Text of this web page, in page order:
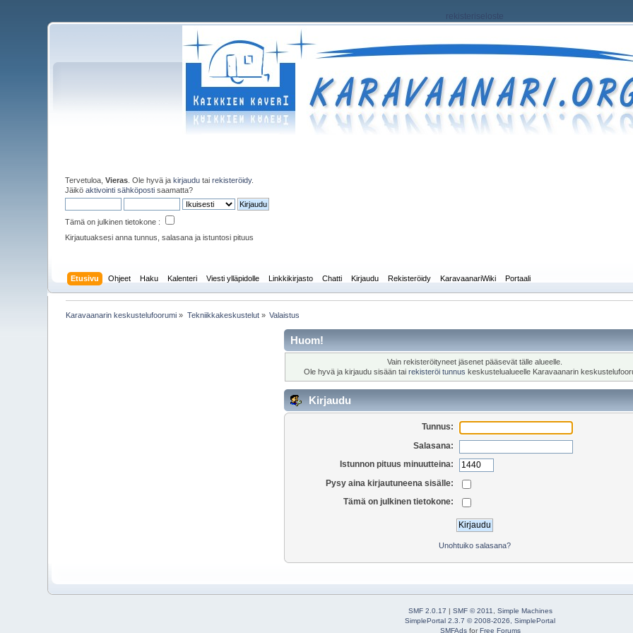
rekisteriseloste
Tervetuloa,Vieras . Ole hyvä jakirjaudu tairekisteröidy.
Jäiköaktivointi sähköposti saamatta?
Tämä on julkinen tietokone :
Kirjautuaksesi anna tunnus, salasana ja istuntosi pituus
Etusivu Ohjeet Haku Kalenteri Viesti ylläpidolle Linkkikirjasto Chatti Kirjaudu Rekisteröidy KaravaanariWiki Portaali
Karavaanarin keskustelufoorumi » Tekniikkakeskustelut» Valaistus
Huom!
Vain rekisteröityneet jäsenet pääsevät tälle alueelle.
Ole hyvä ja kirjaudu sisään tai rekisteröi tunnus keskustelualueelle Karavaanarin
Kirjaudu
Tunnus:
Salasana:
Istunnon pituus minuutteina:
Pysy aina kirjautuneena sisälle:
Tämä on julkinen tietokone:
Unohtuiko salasana?
SMF 2.0.17 | SMF © 2011
Simple Machines
SimplePortal 2.3.7 © 2008-2026, SimplePortal
SMFAdsforFree Forums